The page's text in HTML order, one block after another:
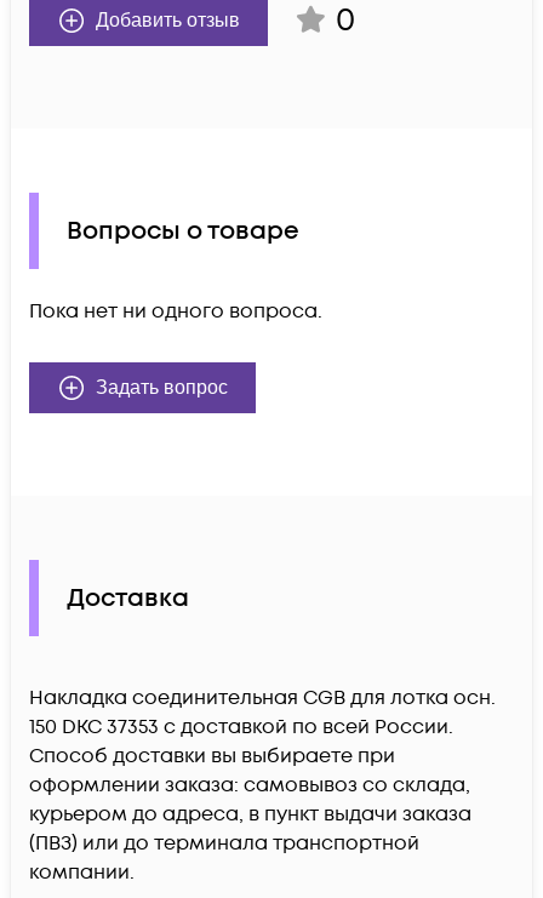
Добавить отзыв 0
Вопросы о товаре
Пока нет ни одного вопроса.
Задать вопрос
Доставка
Накладка соединительная CGB для лотка осн.
150 DKC 37353 c доставкой по всей России.
Способ доставки вы выбираете при
оформлении заказа: самовывоз со склада,
курьером до адреса, в пункт выдачи заказа
(ПВЗ) или до терминала транспортной
компании.